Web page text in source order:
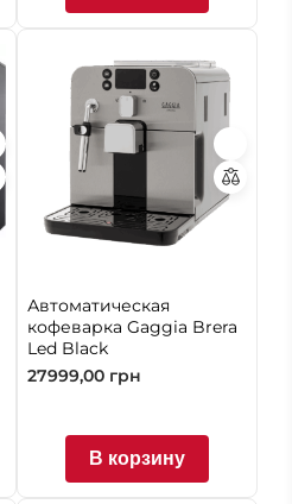
Автоматическая
кофеварка Gaggia Brera
Led Black
27999,00 грн
В корзину